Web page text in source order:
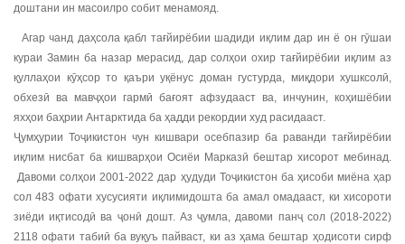
доштани ин масоилро собит менамояд.
Агар чанд даҳсола қабл тағйирёбии шадиди иқлим дар ин ё он гӯшаи
кураи Замин ба назар мерасид, дар солҳои охир тағйирёбии иқлим аз
қуллаҳои кӯҳсор то қаъри уқёнус доман густурда, миқдори хушксолӣ,
обхезӣ ва мавҷҳои гармӣ бағоят афзудааст ва, инчунин, коҳишёбии
яхҳои баҳрии Антарктида ба ҳадди рекордии худ расидааст.
Ҷумҳурии Тоҷикистон чун кишвари осебпазир ба раванди тағйирёбии
иқлим нисбат ба кишварҳои Осиёи Марказӣ бештар хисорот мебинад.
Давоми солҳои 2001-2022 дар ҳудуди Тоҷикистон ба ҳисоби миёна ҳар
сол 483 офати хусусияти иқлимидошта ба амал омадааст, ки хисороти
зиёди иқтисодӣ ва ҷонӣ дошт. Аз ҷумла, давоми панҷ сол (2018-2022)
2118 офати табиӣ ба вуқуъ пайваст, ки аз ҳама бештар ҳодисоти сирф